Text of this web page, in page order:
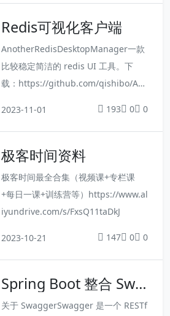
修改密码了，之前的token还能用）把t
oken存入数据库登录第一次生成token
证一下是不是和数据库的token一样。
这样就破坏j...
Redis可视化客户端
AnotherRedisDesktopManager一款
比较稳定简洁的 redis UI 工具。下
载：https://github.com/qishibo/An
台Redis桌面管理软件，目前已开始收
费。下载：https://rdm.dev/Redis Cli
2023-11-01 193 0 0
极客时间资料
极客时间最全合集（视频课+专栏课
+每日一课+训练营等）https://www.al
iyundrive.com/s/FxsQ11taDkJ
2023-10-21 147 0 0
Spring Boot 整合 Swa
gger
关于 SwaggerSwagger 是一个 RESTf